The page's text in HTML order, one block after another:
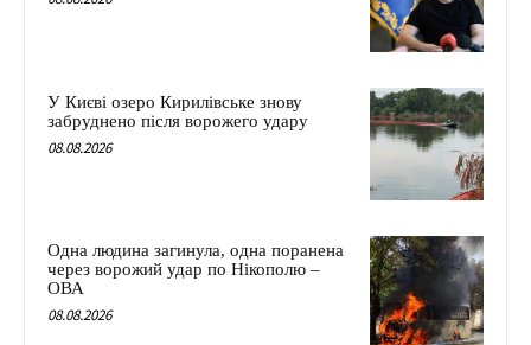
У Києві озеро Кирилівське знову
забруднено після ворожего удару
08.08.2026
Одна людина загинула, одна поранена
через ворожий удар по Нікополю –
ОВА
08.08.2026